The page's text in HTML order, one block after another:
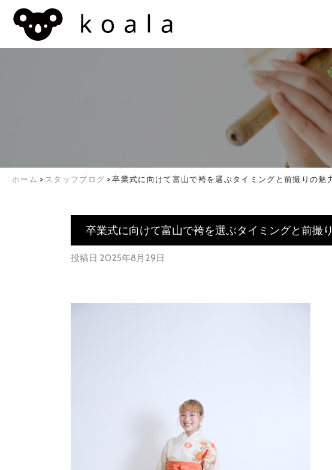
ホーム > スタッフブログ >卒業式に向けて富山で袴を選ぶタイミングと前撮りの魅
卒業式に向けて富山で袴を選ぶタイミングと前撮
投稿日 2025年8月29日